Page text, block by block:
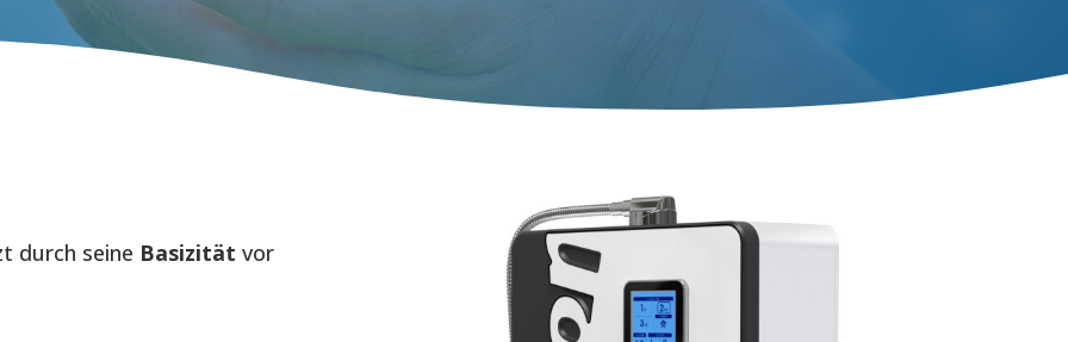
durch seine Basizitätvor